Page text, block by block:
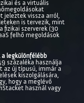
és a virtuális
jeleztek vissza arról,
is tervezik, mint
fizikai szerverek (30
felhő megoldások
legkülönfélébb
százaléka használja
az új típusú, immár a
kiszolgálására,
hogy a meglévő
használ vagy